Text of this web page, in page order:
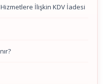
İlişkin KDV İadesi